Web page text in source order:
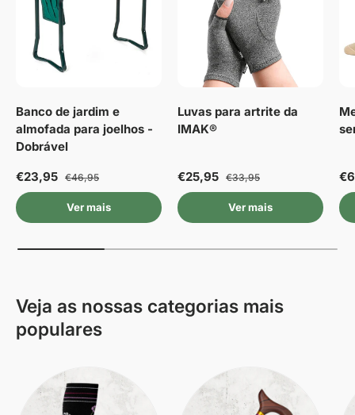
Banco de jardim e
almofada para joelhos -
Dobrável
€23,95 €46,95
Ver mais
Luvas para artrite da
IMAK®
€25,95 €33,95
Ver mais
Veja as nossas categorias mais
populares